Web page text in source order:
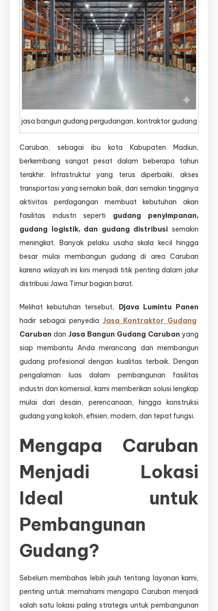
Caruban
–
Djava
Lumintu
Panen
jasa bangun gudang pergudangan, kontraktor gudang
Caruban, sebagai ibu kota Kabupaten Madiun,
berkembang sangat pesat dalam beberapa tahun
terakhir. Infrastruktur yang terus diperbaiki, akses
transportasi yang semakin baik, dan semakin tingginya
aktivitas perdagangan membuat kebutuhan akan
fasilitas industri seperti gudang penyimpanan,
gudang logistik, dan gudang distribusi semakin
meningkat. Banyak pelaku usaha skala kecil hingga
besar mulai membangun gudang di area Caruban
karena wilayah ini kini menjadi titik penting dalam jalur
distribusi Jawa Timur bagian barat.
Melihat kebutuhan tersebut, Djava Lumintu Panen
hadir sebagai penyedia Jasa Kontraktor Gudang
Caruban dan Jasa Bangun Gudang Caruban yang
siap membantu Anda merancang dan membangun
gudang profesional dengan kualitas terbaik. Dengan
pengalaman luas dalam pembangunan fasilitas
industri dan komersial, kami memberikan solusi lengkap
mulai dari desain, perencanaan, hingga konstruksi
gudang yang kokoh, efisien, modern, dan tepat fungsi.
Mengapa Caruban
Menjadi Lokasi
Ideal untuk
Pembangunan
Gudang?
Sebelum membahas lebih jauh tentang layanan kami,
penting untuk memahami mengapa Caruban menjadi
salah satu lokasi paling strategis untuk pembangunan